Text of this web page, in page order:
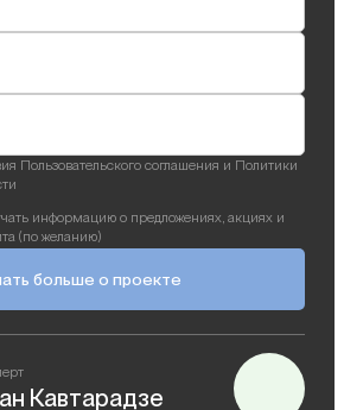
Пользовательского соглашения и Политики
информацию о предложениях, акциях и
(по желанию)
больше о проекте
Кавтарадзе